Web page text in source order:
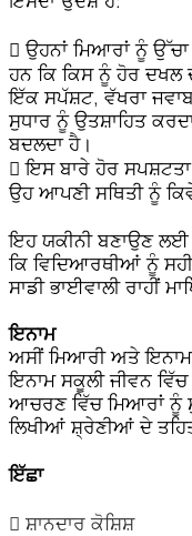
 ਉਹਨਾਂ ਮਿਆਰਾਂ ਨੂੰ
ਹਨ ਕਿ ਕਿਸ ਨੂੰ ਹੋਰ ਦਖਲ
ਇੱਕ ਸਪੱਸ਼ਟ, ਵੱਖਰਾ
ਸੁਧਾਰ ਨੂੰ ਉਤਸ਼ਾਹਿਤ
ਬਦਲਦਾ ਹੈ।
 ਇਸ ਬਾਰੇ ਹੋਰ ਸਪਸ਼ਟਤਾ
ਉਹ ਆਪਣੀ ਸਥਿਤੀ ਨੂੰ
ਇਹ ਯਕੀਨੀ ਬਣਾਉਣ
ਕਿ ਵਿਦਿਆਰਥੀਆਂ ਨੂੰ
ਸਾਡੀ ਭਾਈਵਾਲੀ ਰਾਹੀਂ
ਇਨਾਮ
ਅਸੀਂ ਮਿਆਰੀ ਅਤੇ ਇਨਾਮ
ਇਨਾਮ ਸਕੂਲੀ ਜੀਵਨ
ਆਚਰਣ ਵਿੱਚ ਮਿਆਰਾਂ ਨੂੰ
ਲਿਖੀਆਂ ਸ਼੍ਰੇਣੀਆਂ ਦੇ
ਇੱਛਾ
 ਸ਼ਾਨਦਾਰ ਕੋਸ਼ਿਸ਼